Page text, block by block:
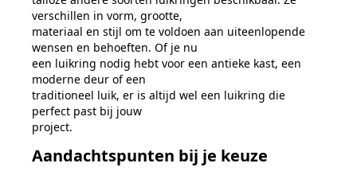
verschillen in vorm, grootte,
materiaal en stijl om te voldoen aan uiteenlopende
wensen en behoeften. Of je nu
een luikring nodig hebt voor een antieke kast, een
moderne deur of een
traditioneel luik, er is altijd wel een luikring die
perfect past bij jouw
project.
Aandachtspunten bij je keuze